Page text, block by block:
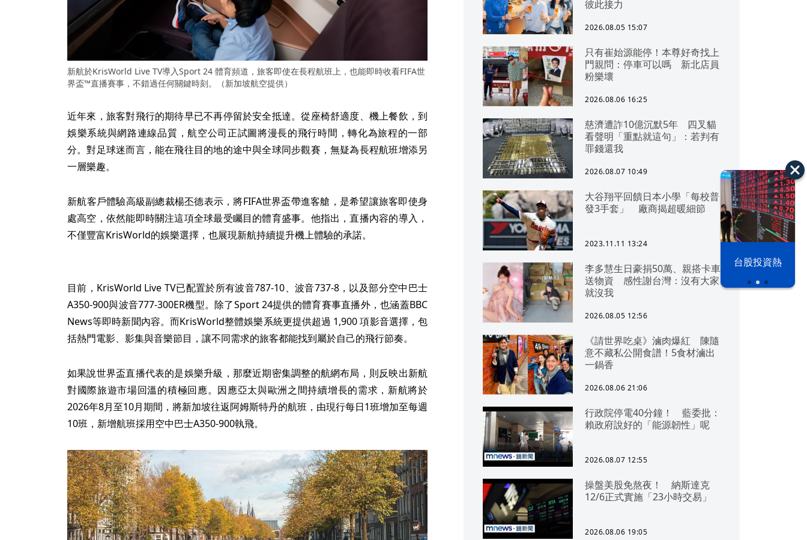
漢光42演習 台股投資熱
新航於KrisWorld Live TV導入Sport 24 體育頻道，旅客即使在長程航班上，也能即時收看FIFA世
界盃™直播賽事，不錯過任何關鍵時刻。（新加坡航空提供）
近年來，旅客對飛行的期待早已不再停留於安全抵達。從座椅舒適度、機上餐飲，到
娛樂系統與網路連線品質，航空公司正試圖將漫長的飛行時間，轉化為旅程的一部
分。對足球迷而言，能在飛往目的地的途中與全球同步觀賽，無疑為長程航班增添另
一層樂趣。
新航客戶體驗高級副總裁楊丕德表示，將FIFA世界盃帶進客艙，是希望讓旅客即使身
處高空，依然能即時關注這項全球最受矚目的體育盛事。他指出，直播內容的導入，
不僅豐富KrisWorld的娛樂選擇，也展現新航持續提升機上體驗的承諾。
目前，KrisWorld Live TV已配置於所有波音787-10、波音737-8，以及部分空中巴士
A350-900與波音777-300ER機型。除了Sport 24提供的體育賽事直播外，也涵蓋BBC
News等即時新聞內容。而KrisWorld整體娛樂系統更提供超過 1,900 項影音選擇，包
括熱門電影、影集與音樂節目，讓不同需求的旅客都能找到屬於自己的飛行節奏。
如果說世界盃直播代表的是娛樂升級，那麼近期密集調整的航網布局，則反映出新航
對國際旅遊市場回溫的積極回應。因應亞太與歐洲之間持續增長的需求，新航將於
2026年8月至10月期間，將新加坡往返阿姆斯特丹的航班，由現行每日1班增加至每週
10班，新增航班採用空中巴士A350-900執飛。
彼此接力
2026.08.05 15:07
只有崔始源能停！本尊好奇找上
門親問：停車可以嗎 新北店員
粉樂壞
2026.08.06 16:25
慈濟遭詐10億沉默5年 四叉貓
看聲明「重點就這句」：若判有
罪錢還我
2026.08.07 10:49
大谷翔平回饋日本小學「每校普
發3手套」 廠商揭超暖細節
2023.11.11 13:24
李多慧生日豪捐50萬、親搭卡車
送物資 感性謝台灣：沒有大家
就沒我
2026.08.05 12:56
《請世界吃桌》滷肉爆紅 陳隨
意不藏私公開食譜！5食材滷出
一鍋香
2026.08.06 21:06
行政院停電40分鐘！ 藍委批：
賴政府說好的「能源韌性」呢
2026.08.07 12:55
操盤美股免熬夜！ 納斯達克
12/6正式實施「23小時交易」
2026.08.06 19:05